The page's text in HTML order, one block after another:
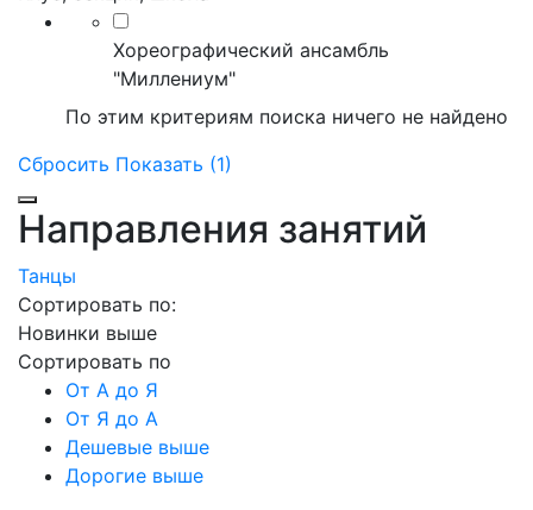
Хореографический ансамбль
"Миллениум"
По этим критериям поиска ничего не найдено
Сбросить Показать (1)
Направления занятий
Танцы
Сортировать по:
Новинки выше
Сортировать по
От А до Я
От Я до А
Дешевые выше
Дорогие выше